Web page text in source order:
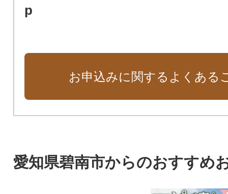
p
お申込みに関するよくある
愛知県碧南市からのおすすめ